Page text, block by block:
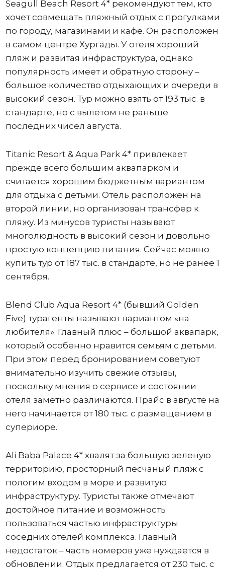
Seagull Beach Resort 4* рекомендуют тем, кто
хочет совмещать пляжный отдых с прогулками
по городу, магазинами и кафе. Он расположен
в самом центре Хургады. У отеля хороший
пляж и развитая инфраструктура, однако
популярность имеет и обратную сторону –
большое количество отдыхающих и очереди в
высокий сезон. Тур можно взять от 193 тыс. в
стандарте, но с вылетом не раньше
последних чисел августа.
Titanic Resort & Aqua Park 4* привлекает
прежде всего большим аквапарком и
считается хорошим бюджетным вариантом
для отдыха с детьми. Отель расположен на
второй линии, но организован трансфер к
пляжу. Из минусов туристы называют
многолюдность в высокий сезон и довольно
простую концепцию питания. Сейчас можно
купить тур от 187 тыс. в стандарте, но не ранее 1
сентября.
Blend Club Aqua Resort 4* (бывший Golden
Five) турагенты называют вариантом «на
любителя». Главный плюс – большой аквапарк,
который особенно нравится семьям с детьми.
При этом перед бронированием советуют
внимательно изучить свежие отзывы,
поскольку мнения о сервисе и состоянии
отеля заметно различаются. Прайс в августе на
него начинается от 180 тыс. с размещением в
супериоре.
Ali Baba Palace 4* хвалят за большую зеленую
территорию, просторный песчаный пляж с
пологим входом в море и развитую
инфраструктуру. Туристы также отмечают
достойное питание и возможность
пользоваться частью инфраструктуры
соседних отелей комплекса. Главный
недостаток – часть номеров уже нуждается в
обновлении. Отдых предлагается от 230 тыс. с